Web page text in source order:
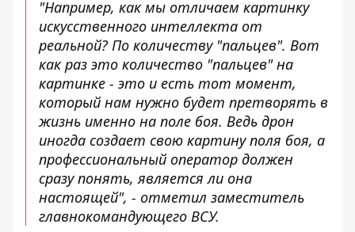
"Например, как мы отличаем картинку
искусственного интеллекта от
реальной? По количеству "пальцев". Вот
как раз это количество "пальцев" на
картинке - это и есть тот момент,
который нам нужно будет претворять в
жизнь именно на поле боя. Ведь дрон
иногда создает свою картину поля боя, а
профессиональный оператор должен
сразу понять, является ли она
настоящей", - отметил заместитель
главнокомандующего ВСУ.